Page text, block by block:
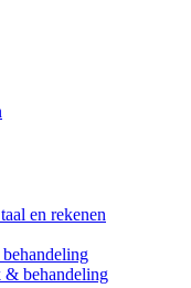
en rekenen
& behandeling